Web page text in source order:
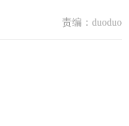
责编：duoduo